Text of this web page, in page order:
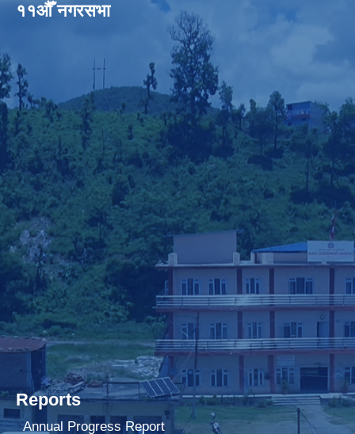
११औँ नगरसभा
Reports
Annual Progress Report